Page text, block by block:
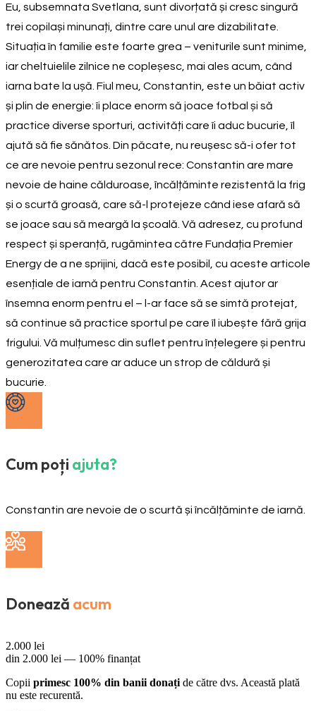
Eu, subsemnata Svetlana, sunt divorțată și cresc singură
trei copilași minunați, dintre care unul are dizabilitate.
Situația în familie este foarte grea – veniturile sunt minime,
iar cheltuielile zilnice ne copleșesc, mai ales acum, când
iarna bate la ușă. Fiul meu, Constantin, este un băiat activ
și plin de energie: îi place enorm să joace fotbal și să
practice diverse sporturi, activități care îi aduc bucurie, îl
ajută să fie sănătos. Din păcate, nu reușesc să-i ofer tot
ce are nevoie pentru sezonul rece: Constantin are mare
nevoie de haine călduroase, încălțăminte rezistentă la frig
și o scurtă groasă, care să-l protejeze când iese afară să
se joace sau să meargă la școală. Vă adresez, cu profund
respect și speranță, rugămintea către Fundația Premier
Energy de a ne sprijini, dacă este posibil, cu aceste articole
esențiale de iarnă pentru Constantin. Acest ajutor ar
însemna enorm pentru el – l-ar face să se simtă protejat,
să continue să practice sportul pe care îl iubește fără grija
frigului. Vă mulțumesc din suflet pentru înțelegere și pentru
generozitatea care ar aduce un strop de căldură și
bucurie.
Cum poți ajuta?
Constantin are nevoie de o scurtă și încălțăminte de iarnă.
Donează acum
2.000 lei
din 2.000 lei — 100% finanțat
Copii primesc 100% din banii donați de către dvs. Această plată
nu este recurentă.